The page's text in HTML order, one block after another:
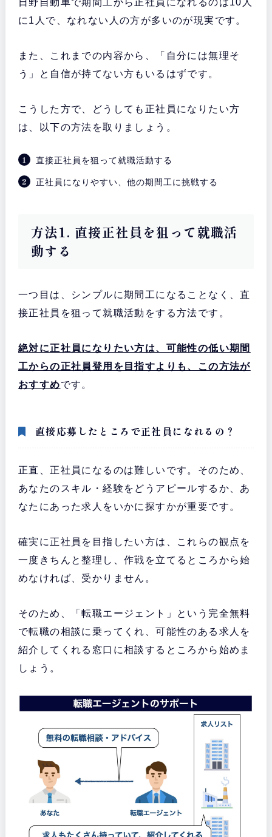
日野自動車で期間工から正社員になれるのは10人
に1人で、なれない人の方が多いのが現実です。
また、これまでの内容から、「自分には無理そ
う」と自信が持てない方もいるはずです。
こうした方で、どうしても正社員になりたい方
は、以下の方法を取りましょう。
直接正社員を狙って就職活動する
正社員になりやすい、他の期間工に挑戦する
方法1. 直接正社員を狙って就職活
動する
一つ目は、シンプルに期間工になることなく、直
接正社員を狙って就職活動をする方法です。
絶対に正社員になりたい方は、可能性の低い期間
工からの正社員登用を目指すよりも、この方法が
おすすめです。
直接応募したところで正社員になれるの？
正直、正社員になるのは難しいです。そのため、
あなたのスキル・経験をどうアピールするか、あ
なたにあった求人をいかに探すかが重要です。
確実に正社員を目指したい方は、これらの観点を
一度きちんと整理し、作戦を立てるところから始
めなければ、受かりません。
そのため、「転職エージェント」という完全無料
で転職の相談に乗ってくれ、可能性のある求人を
紹介してくれる窓口に相談するところから始めま
しょう。